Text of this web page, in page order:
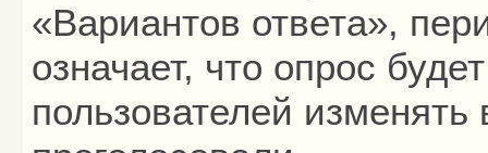
«Вариантов ответа»,
означает, что опрос
пользователей